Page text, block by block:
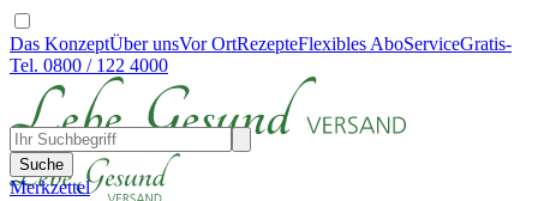
Das KonzeptÜber unsVor OrtRezepteFlexibles AboServiceGratis-
Tel. 0800 / 122 4000
Suche
Merkzettel